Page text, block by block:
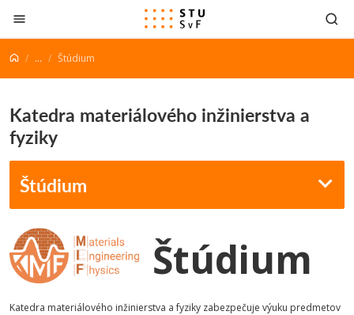
Prejsť na obsah
... Štúdium
Katedra materiálového inžinierstva a
fyziky
Štúdium
Štúdium
Katedra materiálového inžinierstva a fyziky zabezpečuje výuku predmetov